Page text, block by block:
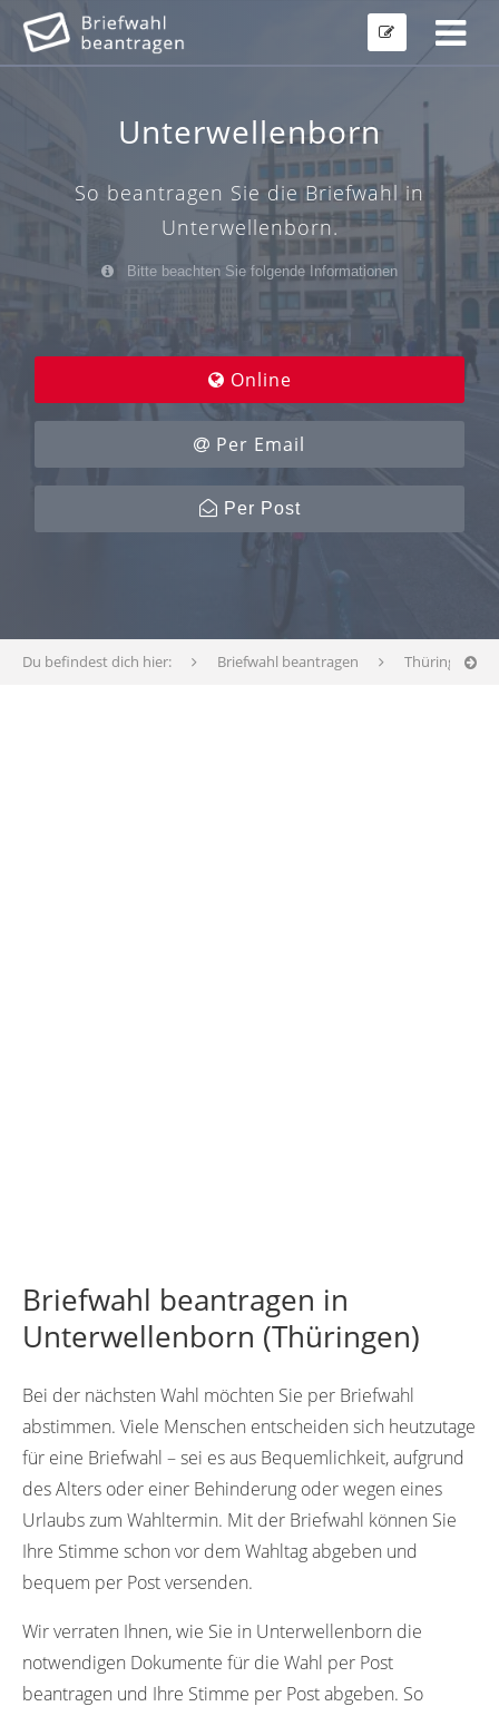
Unterwellenborn
So beantragen Sie die Briefwahl in
Unterwellenborn.
Bitte beachten Sie folgende Informationen
Online
Per Email
Per Post
Du befindest dich hier: Briefwahl beantragen Thüringen
Briefwahl beantragen in
Unterwellenborn (Thüringen)
Bei der nächsten Wahl möchten Sie per Briefwahl
abstimmen. Viele Menschen entscheiden sich heutzutage
für eine Briefwahl – sei es aus Bequemlichkeit, aufgrund
des Alters oder einer Behinderung oder wegen eines
Urlaubs zum Wahltermin. Mit der Briefwahl können Sie
Ihre Stimme schon vor dem Wahltag abgeben und
bequem per Post versenden.
Wir verraten Ihnen, wie Sie in Unterwellenborn die
notwendigen Dokumente für die Wahl per Post
beantragen und Ihre Stimme per Post abgeben. So